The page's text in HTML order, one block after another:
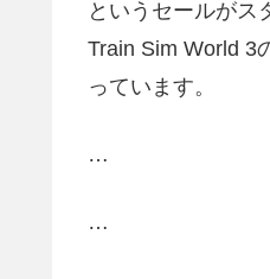
というセールがス
Train Sim World 3
っています。
…
…